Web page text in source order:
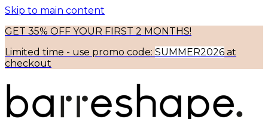
Skip to main content
GET 35% OFF YOUR FIRST 2 MONTHS!
Limited time - use promo code: SUMMER2026 at
checkout